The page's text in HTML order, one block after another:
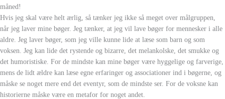
måned!
Hvis jeg skal være helt ærlig, så tænker jeg ikke så meget over målgruppen,
når jeg laver mine bøger. Jeg tænker, at jeg vil lave bøger for mennesker i alle
aldre. Jeg laver bøger, som jeg ville kunne lide at læse som barn og som
voksen. Jeg kan lide det rystende og bizarre, det melankolske, det smukke og
det humoristiske. For de mindste kan mine bøger være hyggelige og farverige,
mens de lidt ældre kan læse egne erfaringer og associationer ind i bøgerne, og
måske se noget mere end det eventyr, som de mindste ser. For de voksne kan
historierne måske være en metafor for noget andet.